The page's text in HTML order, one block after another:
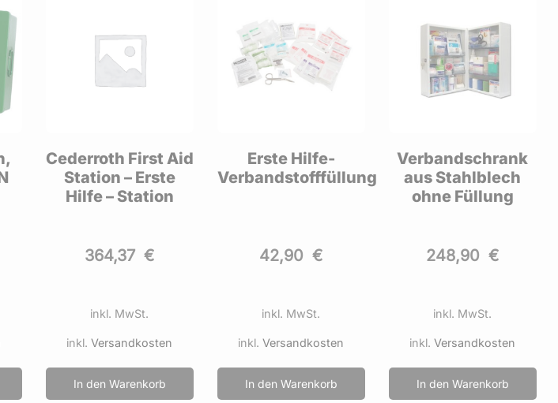
Erste Hilfe-
Verbandstofffüllung
42,90 €
inkl. MwSt.
inkl.Versandkosten
In den Warenkorb
Verbandschrank
aus Stahlblech
248,90 €
inkl. MwSt.
inkl.Versandkosten
In den Warenkorb
Verbandkasten,
Stahlblech“DIN
13169
141,90 €
inkl. MwSt.
inkl.Versandkosten
In den Warenkorb